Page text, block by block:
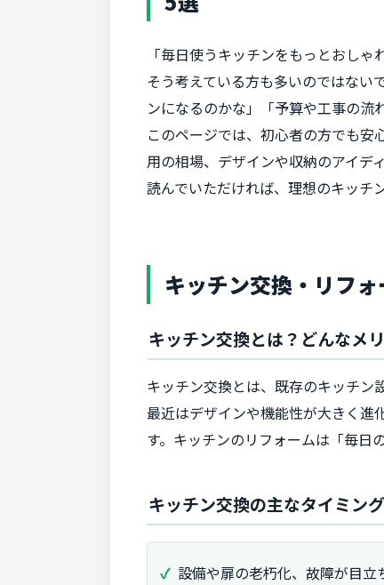
「毎日使うキッチンをもっとおしゃ
そう考えている方も多いのではない
ンになるのかな」「予算や工事の流
このページでは、初心者の方でも
用の相場、デザインや収納のアイデ
読んでいただければ、理想のキッチ
キッチン交換・リフ
キッチン交換とは？どんなメ
キッチン交換とは、既存のキッチン
最近はデザインや機能性が大きく進
す。キッチンのリフォームは「毎日
キッチン交換の主なタイミン
設備や扉の老朽化、故障が目立